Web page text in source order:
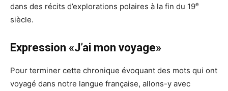
dans des récits d’explorations polaires à la fin du 19e
siècle.
Expression «J’ai mon voyage»
Pour terminer cette chronique évoquant des mots qui ont
voyagé dans notre langue française, allons-y avec